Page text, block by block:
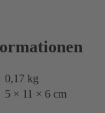
0,17 kg
5 × 11 × 6 cm